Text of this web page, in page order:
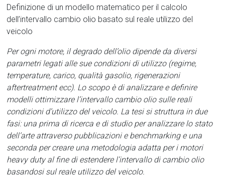
Definizione di un modello matematico per il calcolo
dell’intervallo cambio olio basato sul reale utilizzo del
veicolo
Per ogni motore, il degrado dell’olio dipende da diversi
parametri legati alle sue condizioni di utilizzo (regime,
temperature, carico, qualità gasolio, rigenerazioni
aftertreatment ecc). Lo scopo è di analizzare e definire
modelli ottimizzare l’intervallo cambio olio sulle reali
condizioni d’utilizzo del veicolo. La tesi si struttura in due
fasi: una prima di ricerca e di studio per analizzare lo stato
dell’arte attraverso pubblicazioni e benchmarking e una
seconda per creare una metodologia adatta per i motori
heavy duty al fine di estendere l’intervallo di cambio olio
basandosi sul reale utilizzo del veicolo.